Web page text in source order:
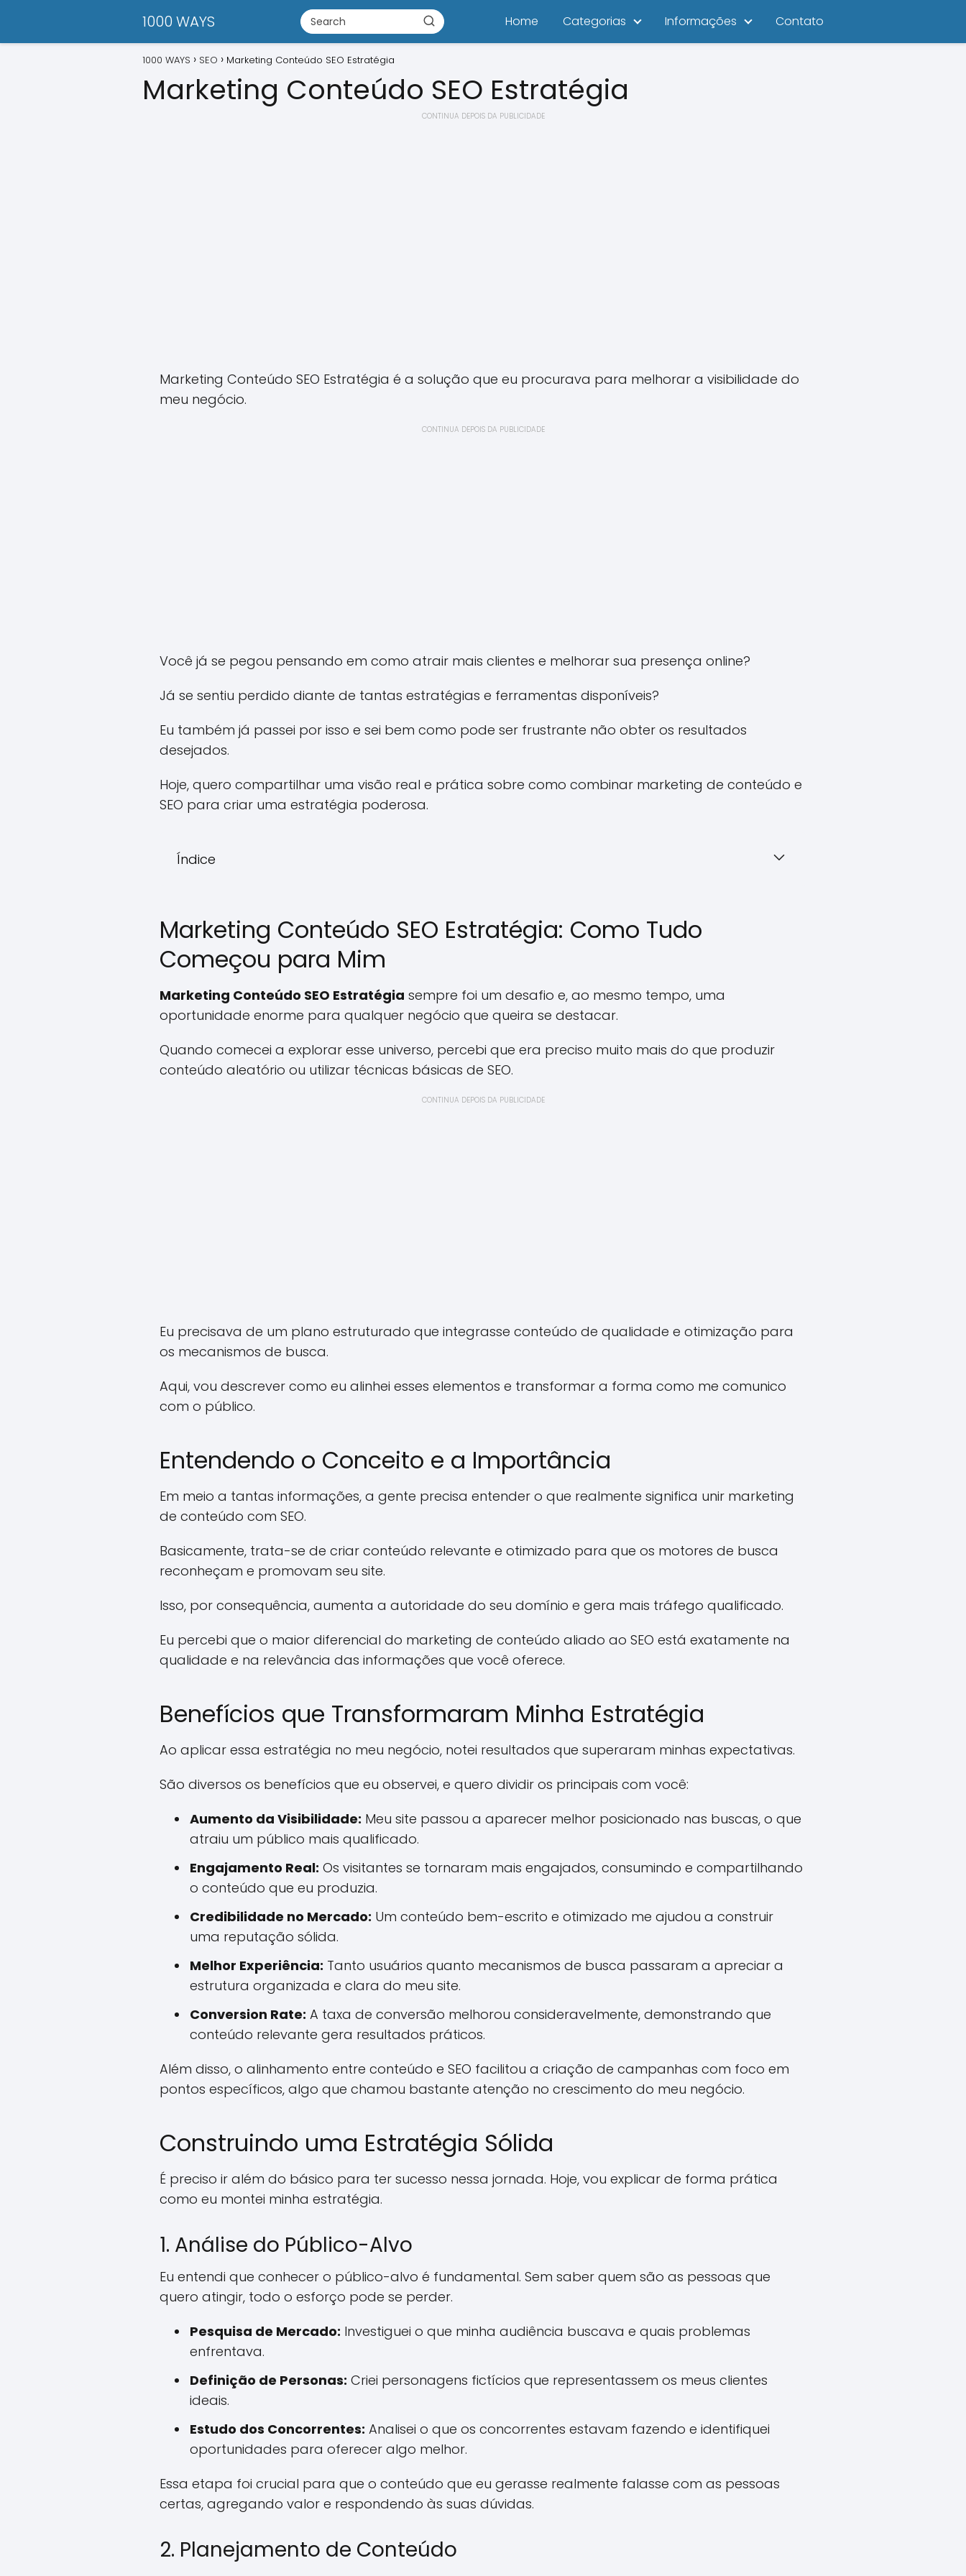
1000 WAYS Home Categorias Informações Contato
1000 WAYS SEO Marketing Conteúdo SEO Estratégia
Marketing Conteúdo SEO Estratégia
CONTINUA DEPOIS DA PUBLICIDADE
Marketing Conteúdo SEO Estratégia é a solução que eu procurava para melhorar a visibilidade do
meu negócio.
CONTINUA DEPOIS DA PUBLICIDADE
Você já se pegou pensando em como atrair mais clientes e melhorar sua presença online?
Já se sentiu perdido diante de tantas estratégias e ferramentas disponíveis?
Eu também já passei por isso e sei bem como pode ser frustrante não obter os resultados
desejados.
Hoje, quero compartilhar uma visão real e prática sobre como combinar marketing de conteúdo e
SEO para criar uma estratégia poderosa.
Índice
Marketing Conteúdo SEO Estratégia: Como Tudo
Começou para Mim
Marketing Conteúdo SEO Estratégia sempre foi um desafio e, ao mesmo tempo, uma
oportunidade enorme para qualquer negócio que queira se destacar.
Quando comecei a explorar esse universo, percebi que era preciso muito mais do que produzir
conteúdo aleatório ou utilizar técnicas básicas de SEO.
CONTINUA DEPOIS DA PUBLICIDADE
Eu precisava de um plano estruturado que integrasse conteúdo de qualidade e otimização para
os mecanismos de busca.
Aqui, vou descrever como eu alinhei esses elementos e transformar a forma como me comunico
com o público.
Entendendo o Conceito e a Importância
Em meio a tantas informações, a gente precisa entender o que realmente significa unir marketing
de conteúdo com SEO.
Basicamente, trata-se de criar conteúdo relevante e otimizado para que os motores de busca
reconheçam e promovam seu site.
Isso, por consequência, aumenta a autoridade do seu domínio e gera mais tráfego qualificado.
Eu percebi que o maior diferencial do marketing de conteúdo aliado ao SEO está exatamente na
qualidade e na relevância das informações que você oferece.
Benefícios que Transformaram Minha Estratégia
Ao aplicar essa estratégia no meu negócio, notei resultados que superaram minhas expectativas.
São diversos os benefícios que eu observei, e quero dividir os principais com você:
Aumento da Visibilidade: Meu site passou a aparecer melhor posicionado nas buscas, o que
atraiu um público mais qualificado.
Engajamento Real: Os visitantes se tornaram mais engajados, consumindo e compartilhando
o conteúdo que eu produzia.
Credibilidade no Mercado: Um conteúdo bem-escrito e otimizado me ajudou a construir
uma reputação sólida.
Melhor Experiência: Tanto usuários quanto mecanismos de busca passaram a apreciar a
estrutura organizada e clara do meu site.
Conversion Rate: A taxa de conversão melhorou consideravelmente, demonstrando que
conteúdo relevante gera resultados práticos.
Além disso, o alinhamento entre conteúdo e SEO facilitou a criação de campanhas com foco em
pontos específicos, algo que chamou bastante atenção no crescimento do meu negócio.
Construindo uma Estratégia Sólida
É preciso ir além do básico para ter sucesso nessa jornada. Hoje, vou explicar de forma prática
como eu montei minha estratégia.
1. Análise do Público-Alvo
Eu entendi que conhecer o público-alvo é fundamental. Sem saber quem são as pessoas que
quero atingir, todo o esforço pode se perder.
Pesquisa de Mercado: Investiguei o que minha audiência buscava e quais problemas
enfrentava.
Definição de Personas: Criei personagens fictícios que representassem os meus clientes
ideais.
Estudo dos Concorrentes: Analisei o que os concorrentes estavam fazendo e identifiquei
oportunidades para oferecer algo melhor.
Essa etapa foi crucial para que o conteúdo que eu gerasse realmente falasse com as pessoas
certas, agregando valor e respondendo às suas dúvidas.
2. Planejamento de Conteúdo